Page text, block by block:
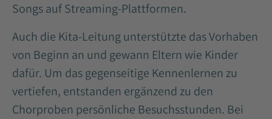
Songs auf Streaming-Plattformen.
Auch die Kita-Leitung unterstützte das Vorhaben
von Beginn an und gewann Eltern wie Kinder
dafür. Um das gegenseitige Kennenlernen zu
vertiefen, entstanden ergänzend zu den
Chorproben persönliche Besuchsstunden. Bei